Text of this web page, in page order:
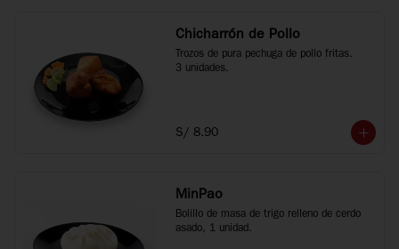
Chicharrón de Pollo
Trozos de pura pechuga de pollo fritas.
3 unidades.
S/ 8.90
MinPao
Bolillo de masa de trigo relleno de cerdo
asado, 1 unidad.